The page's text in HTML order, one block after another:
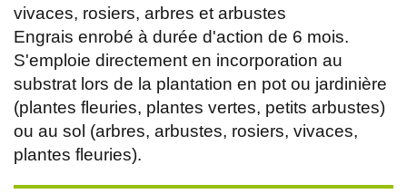
vivaces, rosiers, arbres et arbustes
Engrais enrobé à durée d'action de 6 mois.
S'emploie directement en incorporation au
substrat lors de la plantation en pot ou jardinière
(plantes fleuries, plantes vertes, petits arbustes)
ou au sol (arbres, arbustes, rosiers, vivaces,
plantes fleuries).